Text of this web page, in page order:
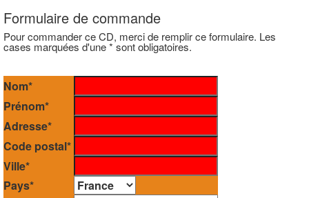
Formulaire de commande
Pour commander ce CD, merci de remplir ce formulaire. Les
cases marquées d'une * sont obligatoires.
Nom*
Prénom*
Adresse*
Code postal*
Ville*
Pays*